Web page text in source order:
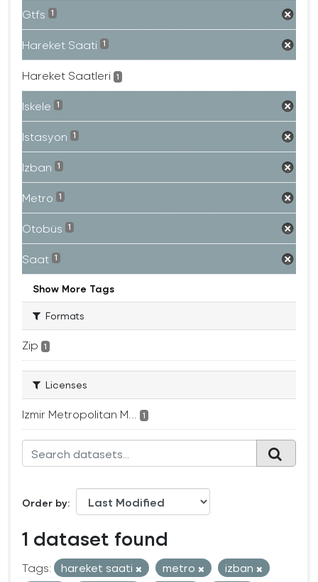
Gtfs 1
Hareket Saati 1
Hareket Saatleri 1
Iskele 1
Istasyon 1
Izban 1
Metro 1
Otobüs 1
Saat 1
Show More Tags
Formats
Zip 1
Licenses
Izmir Metropolitan M... 1
Order by
1 dataset found
Tags: hareket saati metro
izban